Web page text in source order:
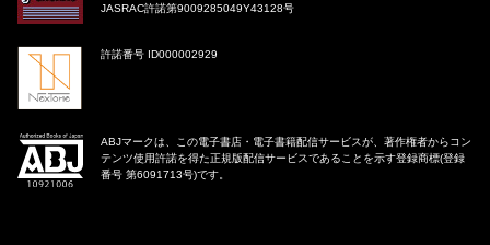
JASRAC許諾第9009285049Y43128号
許諾番号 ID000002929
ABJマークは、この電子書店・電子書籍配信サービスが、著作権者からコン
テンツ使用許諾を得た正規版配信サービスであることを示す登録商標(登録
番号 第6091713号)です。